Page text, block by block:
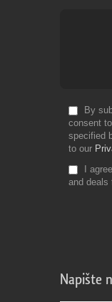
By
consent
specified
to our
I
and deals
Napište